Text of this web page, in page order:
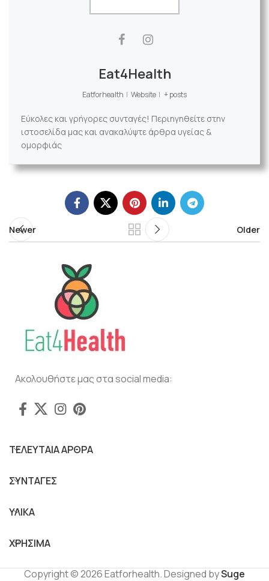
Eat4Health
Eatforhealth | Website | + posts
Εύκολες και γρήγορες συνταγές! Περιηγηθείτε στην
ιστοσελίδα μας και ανακαλύψτε άρθρα υγείας &
ομορφιάς
Newer Older
Ακολουθήστε μας στα social media:
ΤΕΛΕΥΤΑΙΑ ΑΡΘΡΑ
ΣΥΝΤΑΓΕΣ
ΥΛΙΚΑ
ΧΡΗΣΙΜΑ
Copyright © 2026 Eatforhealth. Designed bySuge